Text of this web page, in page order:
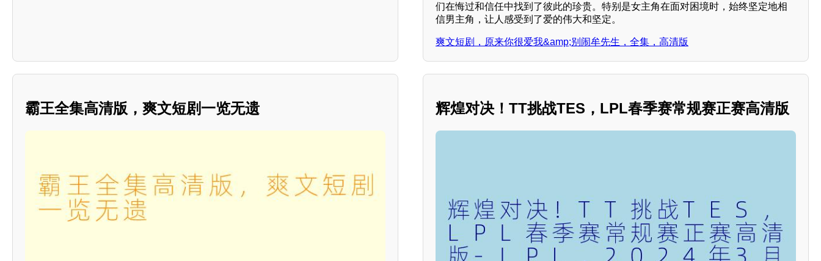
们在悔过和信任中找到了彼此的珍贵。特别是女主角在面对困境时，始终坚定地相
信男主角，让人感受到了爱的伟大和坚定。
爽文短剧，原来你很爱我&amp;别闹牟先生，全集，高清版
霸王全集高清版，爽文短剧一览无遗 辉煌对决！TT挑战TES，LPL春季赛常规赛正赛高清版